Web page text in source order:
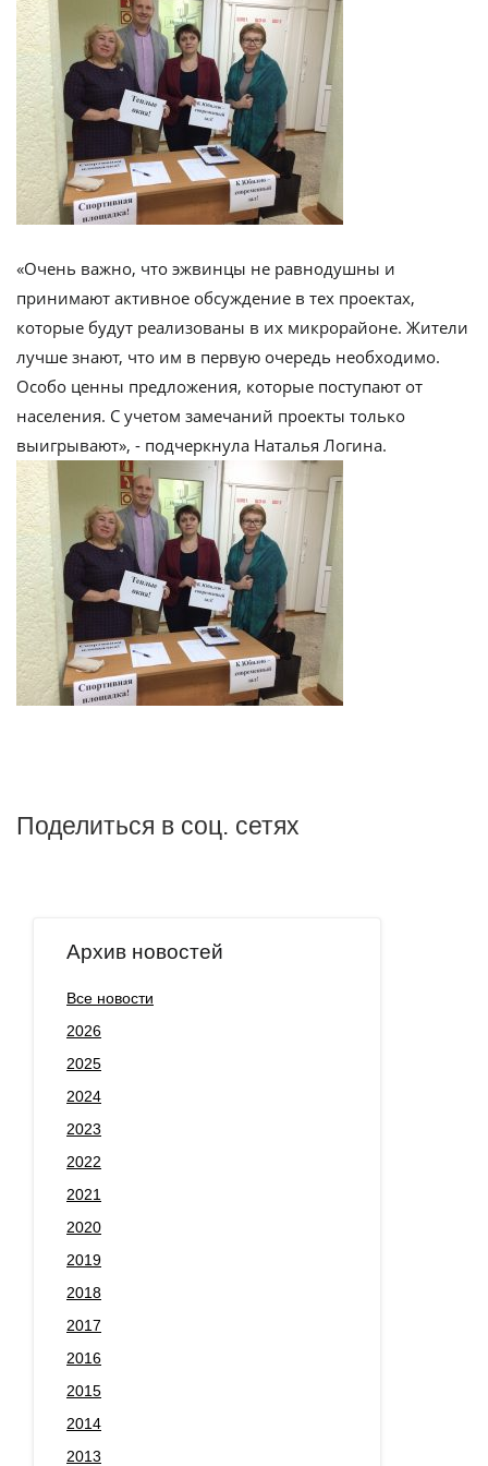
«Очень важно, что эжвинцы не равнодушны и
принимают активное обсуждение в тех проектах,
которые будут реализованы в их микрорайоне. Жители
лучше знают, что им в первую очередь необходимо.
Особо ценны предложения, которые поступают от
населения. С учетом замечаний проекты только
выигрывают», - подчеркнула Наталья Логина.
Поделиться в соц. сетях
Архив новостей
Все новости
2026
2025
2024
2023
2022
2021
2020
2019
2018
2017
2016
2015
2014
2013